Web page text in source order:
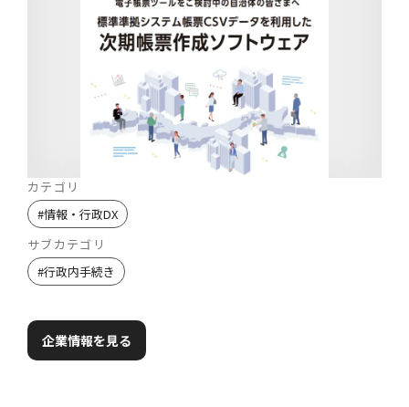
カテゴリ
#情報・行政DX
サブカテゴリ
#行政内手続き
企業情報を見る